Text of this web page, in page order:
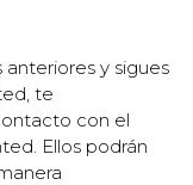
y sigues
te
con el
Ellos podrán